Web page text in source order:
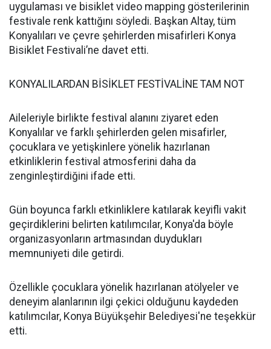
uygulaması ve bisiklet video mapping gösterilerinin
festivale renk kattığını söyledi. Başkan Altay, tüm
Konyalıları ve çevre şehirlerden misafirleri Konya
Bisiklet Festivali’ne davet etti.
KONYALILARDAN BİSİKLET FESTİVALİNE TAM NOT
Aileleriyle birlikte festival alanını ziyaret eden
Konyalılar ve farklı şehirlerden gelen misafirler,
çocuklara ve yetişkinlere yönelik hazırlanan
etkinliklerin festival atmosferini daha da
zenginleştirdiğini ifade etti.
Gün boyunca farklı etkinliklere katılarak keyifli vakit
geçirdiklerini belirten katılımcılar, Konya'da böyle
organizasyonların artmasından duydukları
memnuniyeti dile getirdi.
Özellikle çocuklara yönelik hazırlanan atölyeler ve
deneyim alanlarının ilgi çekici olduğunu kaydeden
katılımcılar, Konya Büyükşehir Belediyesi'ne teşekkür
etti.